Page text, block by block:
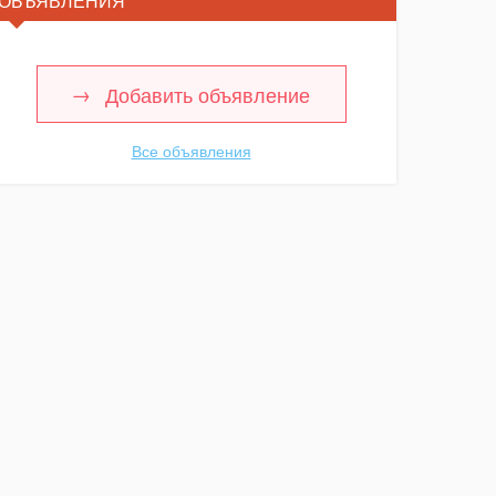
Добавить объявление
Все объявления